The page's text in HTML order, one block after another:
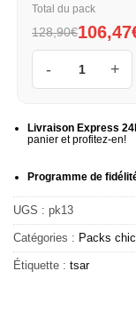
Total du pack
128,90€
quantité de
Livraison Express
panier et profitez-en!
Programme de
UGS : pk13
Catégories : Packs
Étiquette : tsar